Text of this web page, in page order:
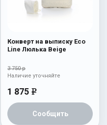
Конверт на выписку Eco
Line Люлька Beige
3 750 р
1 875 e
Сообщить
Наличие уточняйте